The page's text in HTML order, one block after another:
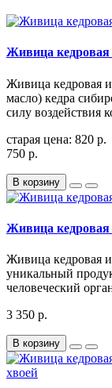
Живица кедровая
Живица кедровая
масло) кедра
силу воздействия
старая цена: 820 р.
750 р.
В корзину
Живица кедровая
Живица кедровая
уникальный
человеческий
3 350 р.
В корзину